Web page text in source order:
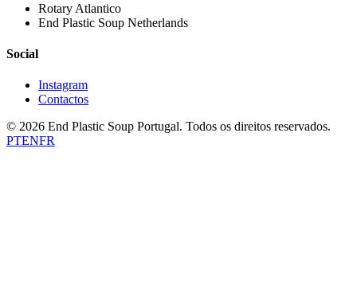
Rotary Atlantico
End Plastic Soup Netherlands
Social
Instagram
Contactos
© 2026 End Plastic Soup Portugal. Todos os direitos reservados.
PTENFR